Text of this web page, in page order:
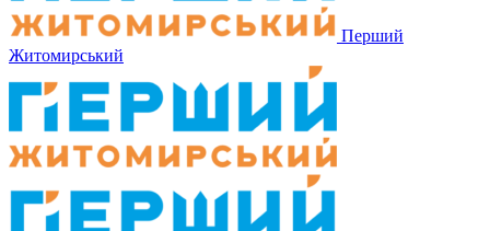
Перший
Житомирський